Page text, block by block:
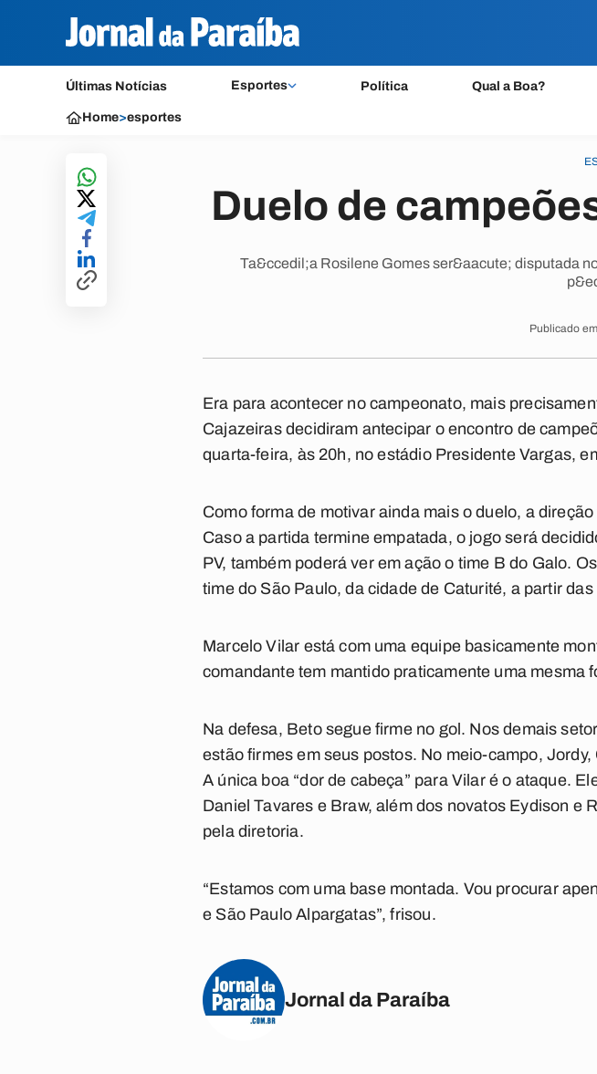
Últimas Notícias Esportes Política Qual a Boa?
Home>esportes
Duelo de
Ta&ccedil;a Rosilene Gomes ser&aacute; disputada
Publicado
Era para acontecer no campeonato, mais
Cajazeiras decidiram antecipar o encontro de
quarta-feira, às 20h, no estádio Presidente Vargas,
Como forma de motivar ainda mais o duelo, a
Caso a partida termine empatada, o jogo será
PV, também poderá ver em ação o time B do Galo.
time do São Paulo, da cidade de Caturité, a partir das
Marcelo Vilar está com uma equipe basicamente
comandante tem mantido praticamente uma mesma
Na defesa, Beto segue firme no gol. Nos demais
estão firmes em seus postos. No meio-campo,
A única boa “dor de cabeça” para Vilar é o ataque.
Daniel Tavares e Braw, além dos novatos Eydison e
pela diretoria.
“Estamos com uma base montada. Vou procurar
e São Paulo Alpargatas”, frisou.
Jornal da Paraíba